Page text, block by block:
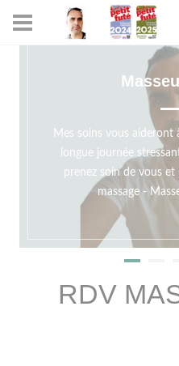
Mes soins vous aideront
longue journée
prenez soin de vous
massage -
RDV
Panneau de gestion des cookies